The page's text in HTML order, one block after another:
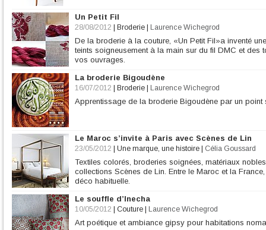
Un Petit Fil
28/08/2012 Broderie Laurence Wichegrod
De la broderie à la couture, «Un Petit Fil»a inventé
teints soigneusement à la main sur du fil DMC et des
vos ouvrages.
La broderie Bigoudène
16/07/2012 Broderie Laurence Wichegrod
Apprentissage de la broderie Bigoudène par un point
Le Maroc s’invite à Paris avec Scènes de Lin
23/05/2012 Une marque, une histoire Célia Goussard
Textiles colorés, broderies soignées, matériaux
collections Scènes de Lin. Entre le Maroc et la
déco habituelle.
Le souffle d’Inecha
10/05/2012 Couture Laurence Wichegrod
Art poétique et ambiance gipsy pour habitations